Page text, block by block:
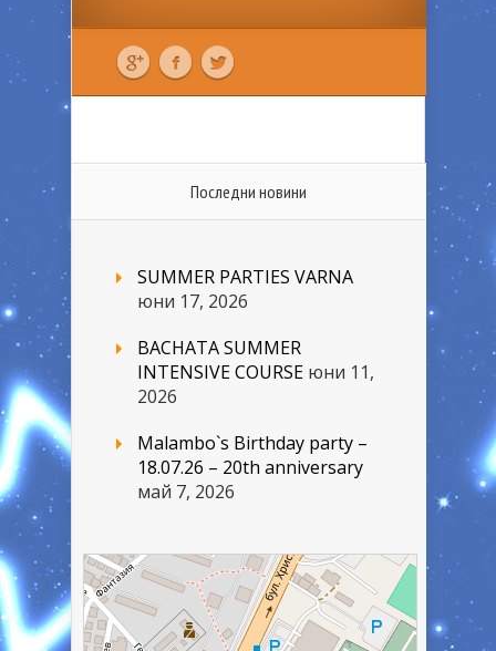
Последни новини
SUMMER PARTIES VARNA
юни 17, 2026
BACHATA SUMMER
INTENSIVE COURSE юни 11,
2026
Malambo`s Birthday party –
18.07.26 – 20th anniversary
май 7, 2026